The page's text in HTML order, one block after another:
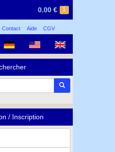
1
0.00 €
Contact Aide CGV
/ Inscription